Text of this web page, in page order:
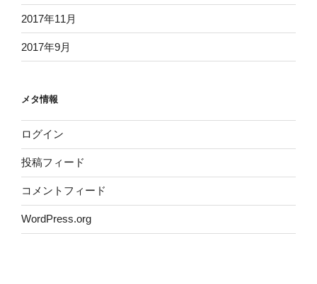
2017年11月
2017年9月
メタ情報
ログイン
投稿フィード
コメントフィード
WordPress.org